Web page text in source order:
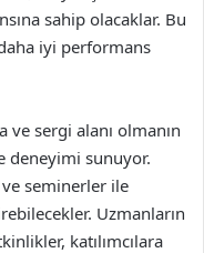
sahip olacaklar. Bu
iyi performans
ve sergi alanı olmanın
deneyimi sunuyor.
ve seminerler ile
Uzmanların
katılımcılara